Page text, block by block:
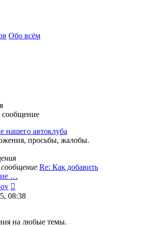
Обо всём
сообщение
нашего автоклуба
просьбы, жалобы.
Re: Как добавить
…
к
08:38
на любые темы.